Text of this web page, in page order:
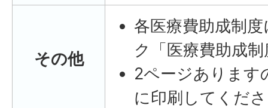
その他
各医療費助成制
ク「医療費助成
2ページあります
に印刷してくだ